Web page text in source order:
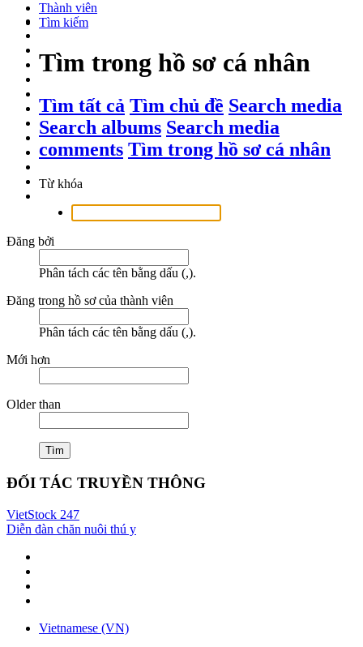
Thành viên
Tìm kiếm
Tìm trong hồ sơ cá nhân
Tìm tất cả Tìm chủ đề Search media
Search albums Search media
comments Tìm trong hồ sơ cá nhân
Từ khóa
Đăng bởi
Phân tách các tên bằng dấu (,).
Đăng trong hồ sơ của thành viên
Phân tách các tên bằng dấu (,).
Mới hơn
Older than
Tìm
ĐỐI TÁC TRUYỀN THÔNG
VietStock 247
Diễn đàn chăn nuôi thú y
Vietnamese (VN)